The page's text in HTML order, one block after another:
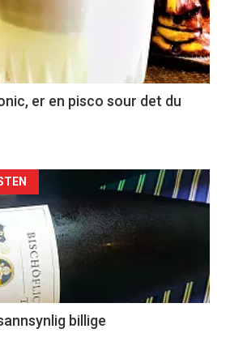
er en pisco sour det du
billige